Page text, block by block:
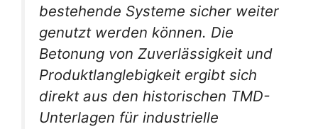
bestehende Systeme sicher weiter
genutzt werden können. Die
Betonung von Zuverlässigkeit und
Produktlanglebigkeit ergibt sich
direkt aus den historischen TMD-
Unterlagen für industrielle